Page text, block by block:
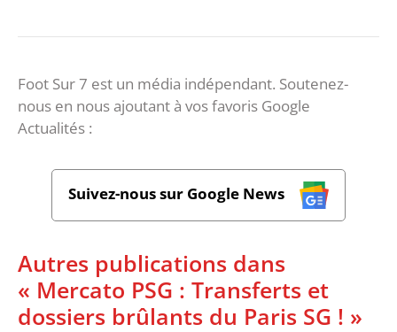
Foot Sur 7 est un média indépendant. Soutenez-
nous en nous ajoutant à vos favoris Google
Actualités :
Suivez-nous sur Google News
Autres publications dans
« Mercato PSG : Transferts et
dossiers brûlants du Paris SG ! »